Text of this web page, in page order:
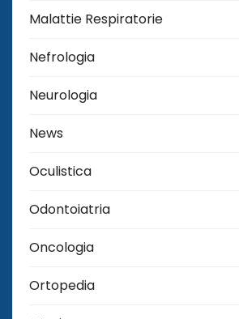
Malattie Respiratorie
Nefrologia
Neurologia
News
Oculistica
Odontoiatria
Oncologia
Ortopedia